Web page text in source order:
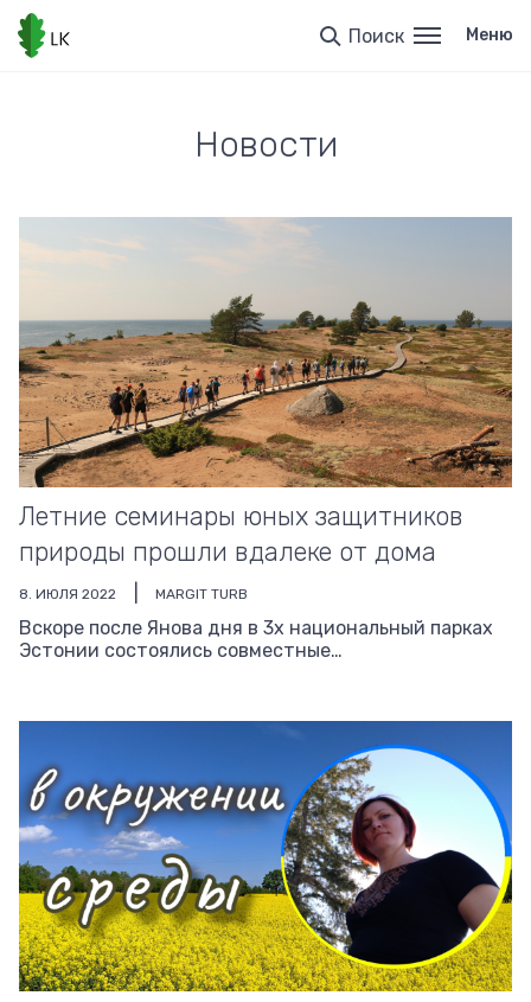
Перейти
основному
Поиск Меню
Новости
Летние семинары юных защитников
природы прошли вдалеке от дома
8. ИЮЛЯ 2022 MARGIT TURB
Вскоре после Янова дня в 3х национальный парках
Эстонии состоялись совместные…